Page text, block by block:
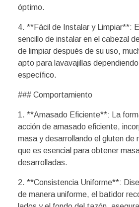
óptimo.
4. **Fácil de Instalar y Limpiar**:
sencillo de instalar en el cabezal
de limpiar después de su uso,
apto para lavavajillas
específico.
### Comportamiento
1. **Amasado Eficiente**: La
acción de amasado eficiente,
masa y desarrollando el gluten de
que es esencial para obtener
desarrolladas.
2. **Consistencia Uniforme**:
de manera uniforme, el batidor